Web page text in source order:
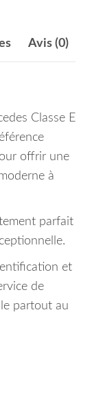
Avis (0)
Classe E
offrir une
à
parfait
et
de
partout au